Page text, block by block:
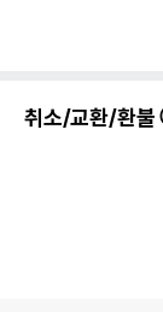
취소/교환/환불